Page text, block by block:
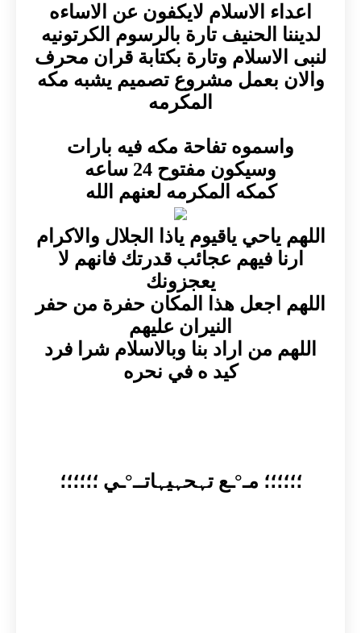
اعداء الاسلام لايكفون عن الاساءه
لديننا الحنيف تارة بالرسوم الكرتونيه
لنبى الاسلام وتارة بكتابة قران محرف
والان بعمل مشروع تصميم يشبه مكه
المكرمه
واسموه تفاحة مكه فيه بارات
وسيكون مفتوح 24 ساعه
كمكه المكرمه لعنهم الله
اللهم ياحي ياقيوم ياذا الجلال والاكرام
ارنا فيهم عجائب قدرتك فانهم لا
يعجزونك
اللهم اجعل هذا المكان حفرة من حفر
النيران عليهم
اللهم من اراد بنا وبالاسلام شرا فرد
كيد ه في نحره
؛؛؛؛؛؛ مـ°ـع تہحہيہاتــ°ـي ؛؛؛؛؛؛